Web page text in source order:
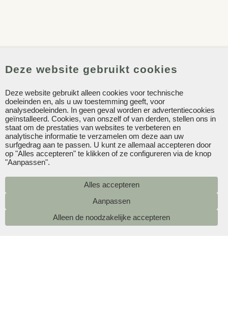
Deze website gebruikt cookies
Deze website gebruikt alleen cookies voor technische
doeleinden en, als u uw toestemming geeft, voor
analysedoeleinden. In geen geval worden er advertentiecookies
geïnstalleerd. Cookies, van onszelf of van derden, stellen ons in
staat om de prestaties van websites te verbeteren en
analytische informatie te verzamelen om deze aan uw
surfgedrag aan te passen. U kunt ze allemaal accepteren door
op "Alles accepteren" te klikken of ze configureren via de knop
"Aanpassen".
Alles accepteren
Alleen de noodzakelijke accepteren